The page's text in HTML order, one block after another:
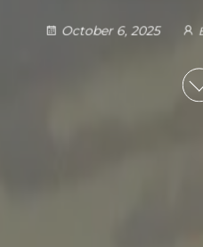
October 6, 2025